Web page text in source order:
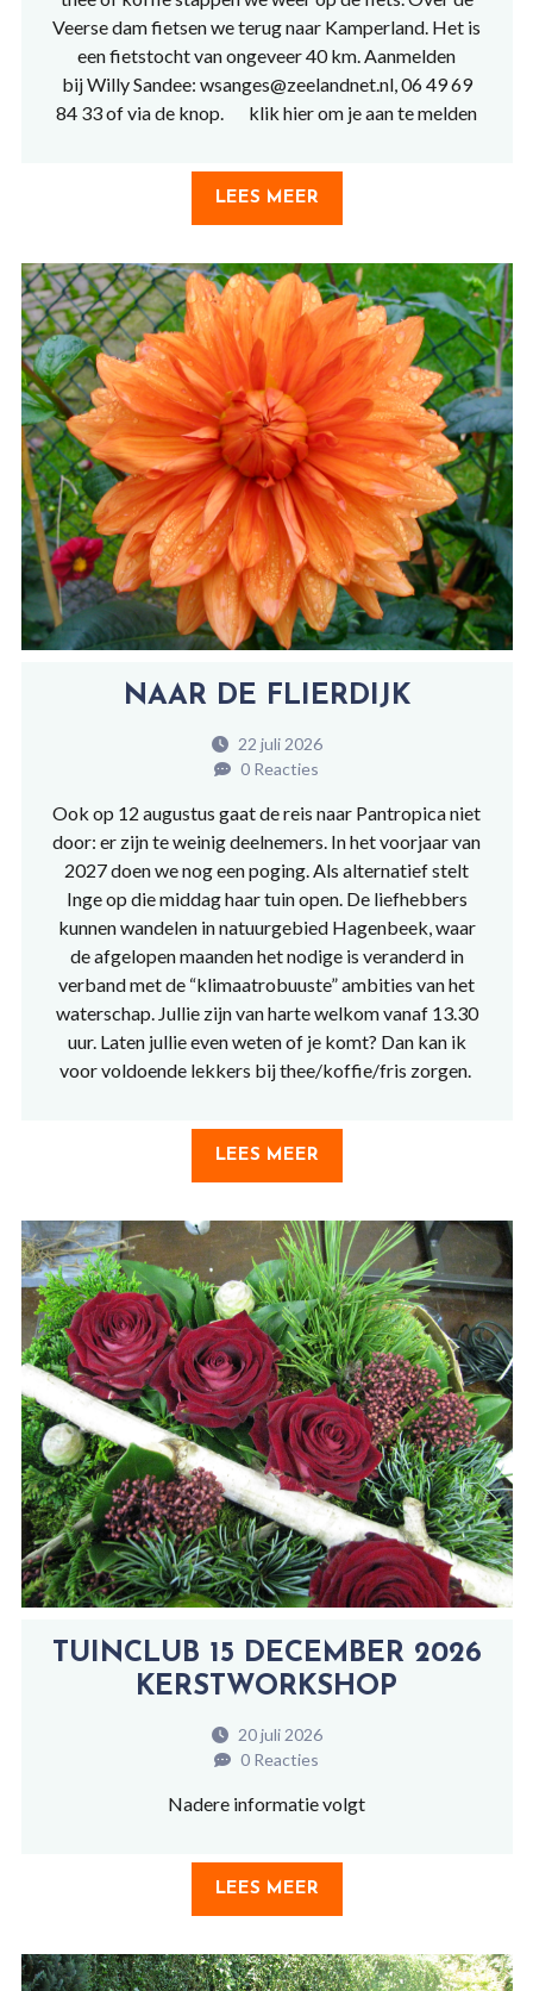
Veerse dam fietsen we terug naar Kamperland. Het is
een fietstocht van ongeveer 40 km. Aanmelden
bij Willy Sandee: wsanges@zeelandnet.nl, 06 49 69
84 33 of via de knop. klik hier om je aan te melden
LEES MEER
NAAR DE FLIERDIJK
22 juli 2026
0 Reacties
Ook op 12 augustus gaat de reis naar Pantropica niet
door: er zijn te weinig deelnemers. In het voorjaar van
2027 doen we nog een poging. Als alternatief stelt
Inge op die middag haar tuin open. De liefhebbers
kunnen wandelen in natuurgebied Hagenbeek, waar
de afgelopen maanden het nodige is veranderd in
verband met de “klimaatrobuuste” ambities van het
waterschap. Jullie zijn van harte welkom vanaf 13.30
uur. Laten jullie even weten of je komt? Dan kan ik
voor voldoende lekkers bij thee/koffie/fris zorgen.
LEES MEER
TUINCLUB 15 DECEMBER 2026
KERSTWORKSHOP
20 juli 2026
0 Reacties
Nadere informatie volgt
LEES MEER